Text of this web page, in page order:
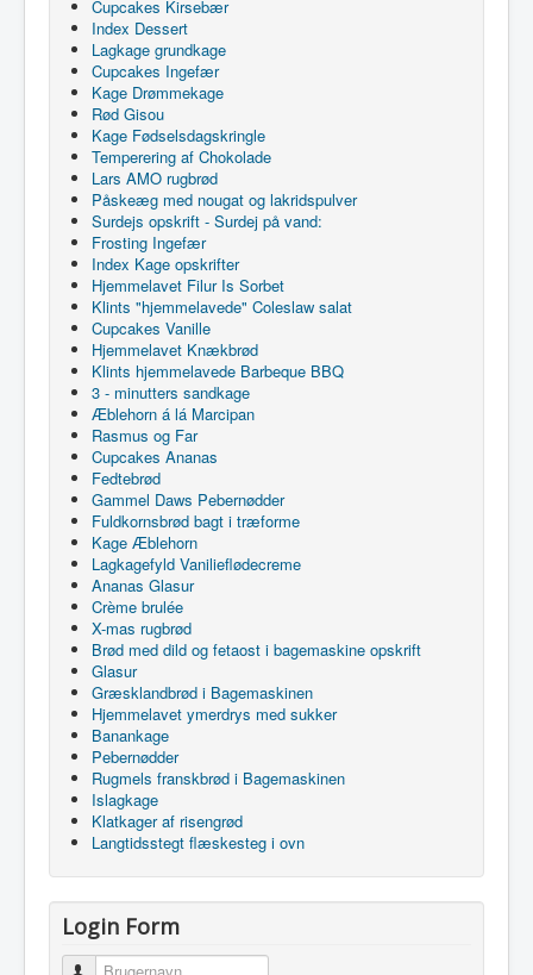
Cupcakes Kirsebær
Index Dessert
Lagkage grundkage
Cupcakes Ingefær
Kage Drømmekage
Rød Gisou
Kage Fødselsdagskringle
Temperering af Chokolade
Lars AMO rugbrød
Påskeæg med nougat og lakridspulver
Surdejs opskrift - Surdej på vand:
Frosting Ingefær
Index Kage opskrifter
Hjemmelavet Filur Is Sorbet
Klints "hjemmelavede" Coleslaw salat
Cupcakes Vanille
Hjemmelavet Knækbrød
Klints hjemmelavede Barbeque BBQ
3 - minutters sandkage
Æblehorn á lá Marcipan
Rasmus og Far
Cupcakes Ananas
Fedtebrød
Gammel Daws Pebernødder
Fuldkornsbrød bagt i træforme
Kage Æblehorn
Lagkagefyld Vanilieflødecreme
Ananas Glasur
Crème brulée
X-mas rugbrød
Brød med dild og fetaost i bagemaskine opskrift
Glasur
Græsklandbrød i Bagemaskinen
Hjemmelavet ymerdrys med sukker
Banankage
Pebernødder
Rugmels franskbrød i Bagemaskinen
Islagkage
Klatkager af risengrød
Langtidsstegt flæskesteg i ovn
Login Form